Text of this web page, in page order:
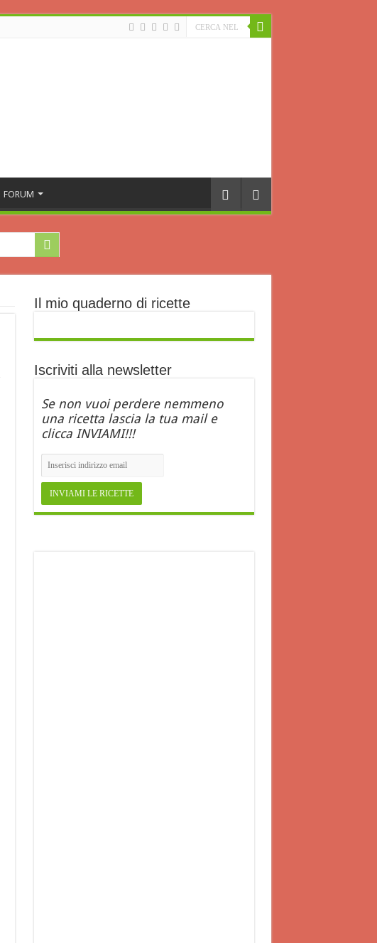
FORUM
Il mio quaderno di ricette
Iscriviti alla newsletter
Se non vuoi perdere nemmeno
una ricetta lascia la tua mail e
clicca INVIAMI!!!